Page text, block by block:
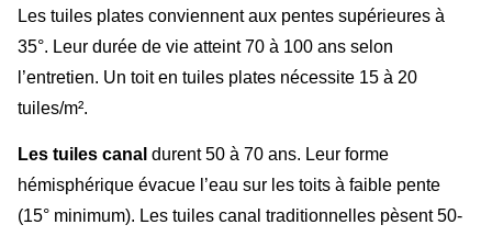
Les tuiles plates conviennent aux pentes supérieures à
35°. Leur durée de vie atteint 70 à 100 ans selon
l’entretien. Un toit en tuiles plates nécessite 15 à 20
tuiles/m².
Les tuiles canal durent 50 à 70 ans. Leur forme
hémisphérique évacue l’eau sur les toits à faible pente
(15° minimum). Les tuiles canal traditionnelles pèsent 50-